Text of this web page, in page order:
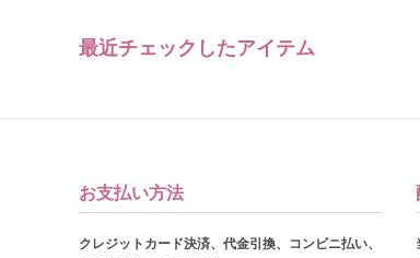
最近チェックしたアイテム
お支払い方法
クレジットカード決済、代金引換、コンビニ払い、